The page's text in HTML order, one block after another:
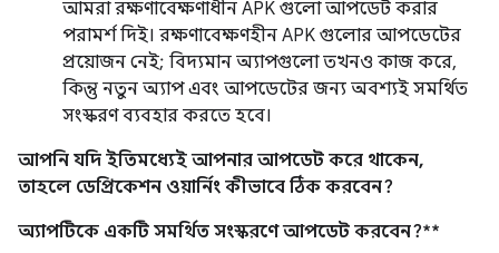
আমরা রক্ষণাবেক্ষণাধীন APK গুলো আপডেট করার
পরামর্শ দিই। রক্ষণাবেক্ষণহীন APK গুলোর আপডেটের
প্রয়োজন নেই; বিদ্যমান অ্যাপগুলো তখনও কাজ করে,
কিন্তু নতুন অ্যাপ এবং আপডেটের জন্য অবশ্যই সমর্থিত
সংস্করণ ব্যবহার করতে হবে।
আপনি যদি ইতিমধ্যেই আপনার আপডেট করে থাকেন,
তাহলে ডেপ্রিকেশন ওয়ার্নিং কীভাবে ঠিক করবেন?
অ্যাপটিকে একটি সমর্থিত সংস্করণে আপডেট করবেন?**